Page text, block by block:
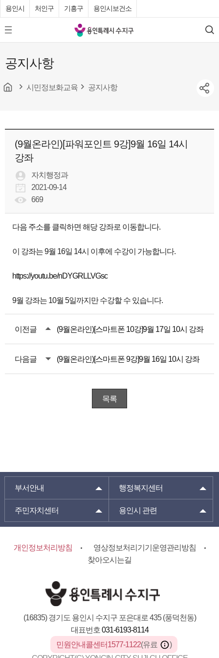
용인시 처인구 기흥구 용인시보건소
모
바
메
뉴
튼
용
인
수
청
검
색
공지사항
시민정보화교육 공지사항
(9월온라인)[파워포인트 9강]9월 16일 14시
강좌
자치행정과
2021-09-14
669
다음 주소를 클릭하면 해당 강좌로 이동합니다.
이 강좌는 9월 16일 14시 이후에 수강이 가능합니다.
https://youtu.be/nDYGRLLVGsc
9월 강좌는 10월 5일까지만 수강할 수 있습니다.
이전글 (9월온라인)[스마트폰 10강]9월 17일 10시 강좌
다음글 (9월온라인)[스마트폰 9강]9월 16일 10시 강좌
목록
부서안내 행정복지센터
주민자치센터 용인시 관련
개인정보처리방침
영상정보처리기기운영관리방침
찾아오시는길
(16835) 경기도 용인시 수지구 포은대로 435 (풍덕천동)
대표번호 031-6193-8114
민원안내콜센터1577-1122(유료
)